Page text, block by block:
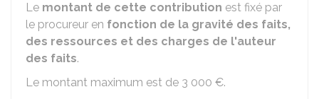
Le montant de cette contribution est fixé par
le procureur en fonction de la gravité des faits,
des ressources et des charges de l'auteur
des faits.
Le montant maximum est de 3 000 €.